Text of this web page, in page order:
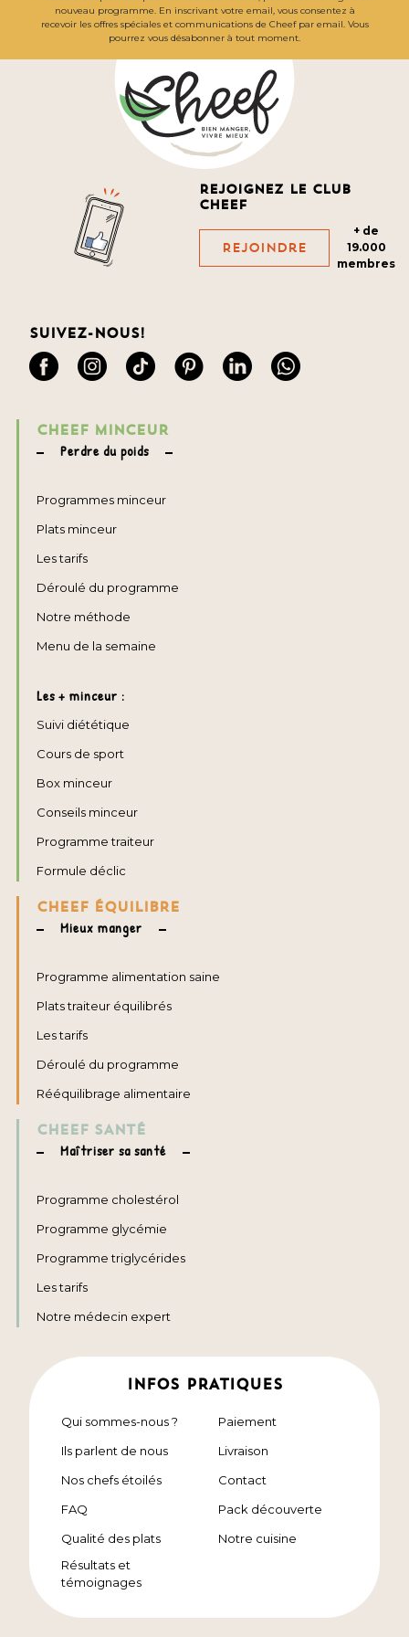
nouveau programme. En inscrivant votre email, vous consentez à
recevoir les offres spéciales et communications de Cheef par email. Vous
pourrez vous désabonner à tout moment.
Rejoignez le club
cheef
Rejoindre
+ de
19.000
membres
Suivez-nous!
CHEEF MINCEUR
Perdre du poids
Programmes minceur
Plats minceur
Les tarifs
Déroulé du programme
Notre méthode
Menu de la semaine
Les + minceur :
Suivi diététique
Cours de sport
Box minceur
Conseils minceur
Programme traiteur
Formule déclic
CHEEF ÉQUILIBRE
Mieux manger
Programme alimentation saine
Plats traiteur équilibrés
Les tarifs
Déroulé du programme
Rééquilibrage alimentaire
CHEEF SANTÉ
Maîtriser sa santé
Programme cholestérol
Programme glycémie
Programme triglycérides
Les tarifs
Notre médecin expert
INFOS PRATIQUES
Qui sommes-nous ?
Ils parlent de nous
Nos chefs étoilés
FAQ
Qualité des plats
Résultats et
témoignages
Paiement
Livraison
Contact
Pack découverte
Notre cuisine